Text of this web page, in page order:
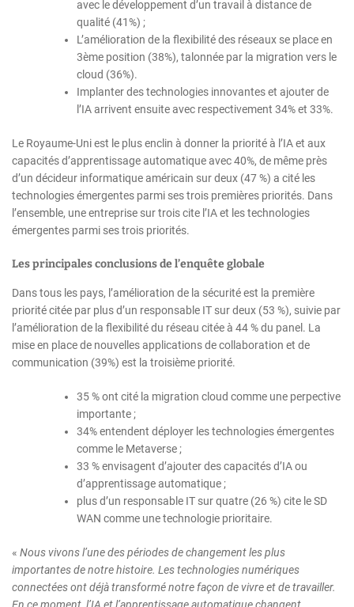
avec le développement d’un travail à distance de
qualité (41%) ;
L’amélioration de la flexibilité des réseaux se place en
3ème position (38%), talonnée par la migration vers le
cloud (36%).
Implanter des technologies innovantes et ajouter de
l’IA arrivent ensuite avec respectivement 34% et 33%.
Le Royaume-Uni est le plus enclin à donner la priorité à l’IA et aux
capacités d’apprentissage automatique avec 40%, de même près
d’un décideur informatique américain sur deux (47 %) a cité les
technologies émergentes parmi ses trois premières priorités. Dans
l’ensemble, une entreprise sur trois cite l’IA et les technologies
émergentes parmi ses trois priorités.
Les principales conclusions de l’enquête globale
Dans tous les pays, l’amélioration de la sécurité est la première
priorité citée par plus d’un responsable IT sur deux (53 %), suivie par
l’amélioration de la flexibilité du réseau citée à 44 % du panel. La
mise en place de nouvelles applications de collaboration et de
communication (39%) est la troisième priorité.
35 % ont cité la migration cloud comme une perpective
importante ;
34% entendent déployer les technologies émergentes
comme le Metaverse ;
33 % envisagent d’ajouter des capacités d’IA ou
d’apprentissage automatique ;
plus d’un responsable IT sur quatre (26 %) cite le SD
WAN comme une technologie prioritaire.
« Nous vivons l’une des périodes de changement les plus
importantes de notre histoire. Les technologies numériques
connectées ont déjà transformé notre façon de vivre et de travailler.
En ce moment, l’IA et l’apprentissage automatique changent